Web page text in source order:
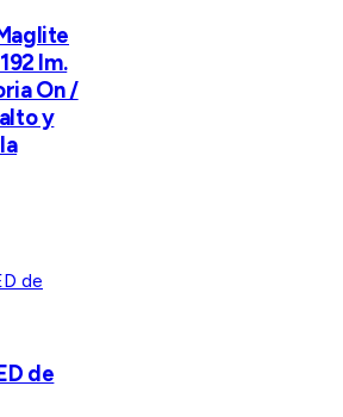
lm.
On /
y
de